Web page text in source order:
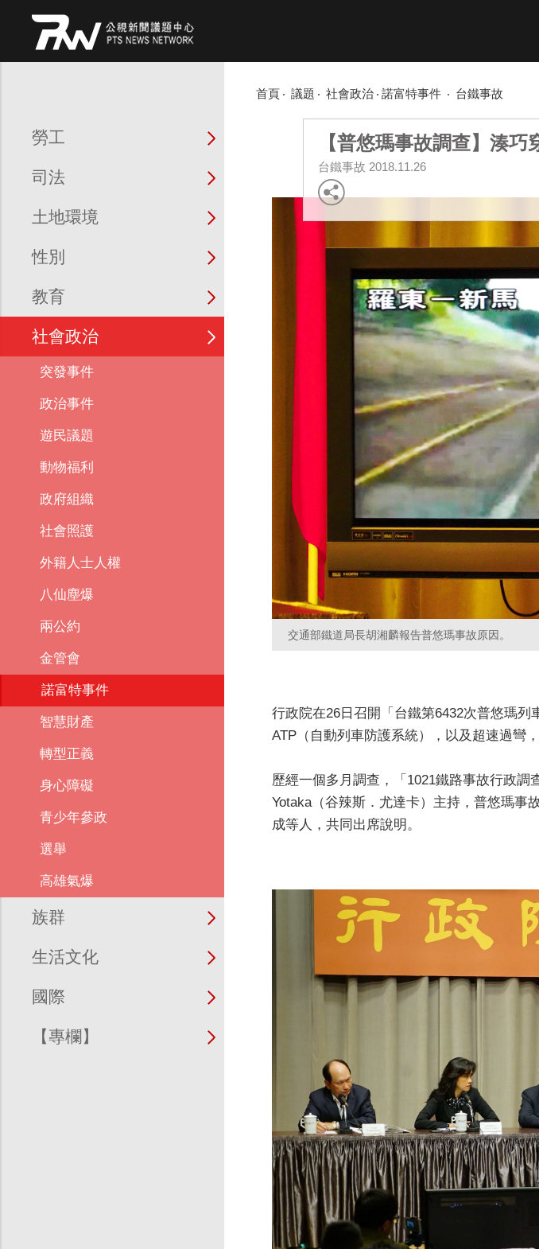
勞工
司法
土地環境
性別
教育
社會政治
突發事件
政治事件
遊民議題
動物福利
政府組織
社會照護
外籍人士人權
八仙塵爆
兩公約
金管會
諾富特事件
智慧財產
轉型正義
身心障礙
青少年參政
選舉
高雄氣爆
族群
生活文化
國際
【專欄】
首頁 議題 社會政治 諾富特事件 台鐵事故
【普悠瑪事故調查】湊
台鐵事故 2018.11.26
交通部鐵道局長胡湘麟報告普悠瑪事故原因。
行政院在26日召開「台鐵第6432次普悠瑪
ATP（自動列車防護系統），以及超速過彎
歷經一個多月調查，「1021鐵路事故行政
Yotaka（谷辣斯．尤達卡）主持，普悠瑪事
成等人，共同出席說明。